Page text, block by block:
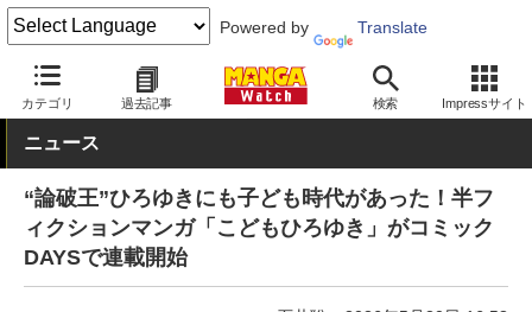
Powered by Translate
カテゴリ 過去記事 検索 Impressサイト
MANGA Watch Web/アプリ
ニュース
“論破王”ひろゆきにも子ども時代があった！半フ
ィクションマンガ「こどもひろゆき」がコミック
DAYSで連載開始